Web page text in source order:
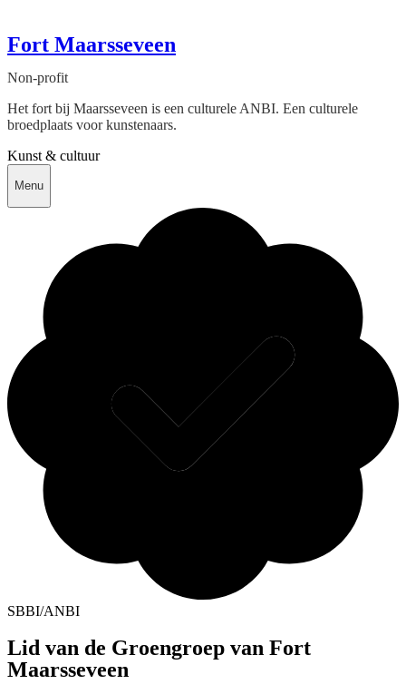
Fort Maarsseveen
Non-profit
Het fort bij Maarsseveen is een culturele ANBI. Een culturele
broedplaats voor kunstenaars.
Kunst & cultuur
Menu
SBBI/ANBI
Lid van de Groengroep van Fort
Maarsseveen